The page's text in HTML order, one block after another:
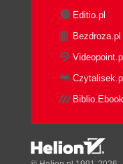
Editio.pl
Bezdroza.pl